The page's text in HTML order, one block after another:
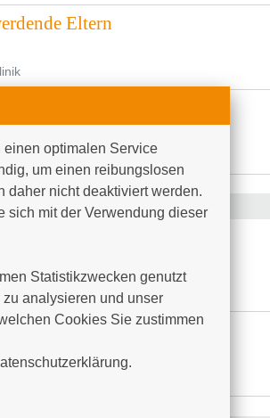
Eltern
11.04.2017
und Gefäßchirurgie
Mai 2017
Eltern
09.05.2017
Uhr
optimalen Service
um einen reibungslosen
daher nicht deaktiviert werden.
sich mit der Verwendung dieser
Statistikzwecken genutzt
analysieren und unser
Cookies Sie zustimmen